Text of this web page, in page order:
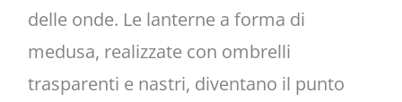
delle onde. Le lanterne a forma di
medusa, realizzate con ombrelli
trasparenti e nastri, diventano il punto